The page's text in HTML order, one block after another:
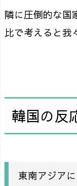
隣に圧倒的な国
比で考えると我
韓国の反
東南アジア